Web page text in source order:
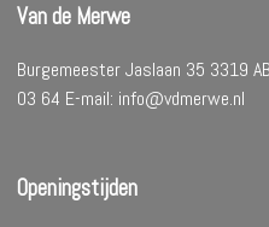
Van de Merwe
Burgemeester Jaslaan 35 3319
03 64 E-mail: info@vdmerwe.nl
Openingstijden